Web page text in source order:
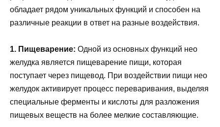
обладает рядом уникальных функций и способен на
различные реакции в ответ на разные воздействия.
1. Пищеварение: Одной из основных функций нео
желудка является пищеварение пищи, которая
поступает через пищевод. При воздействии пищи нео
желудок активирует процесс переваривания, выделяя
специальные ферменты и кислоты для разложения
пищевых веществ на более мелкие составляющие.